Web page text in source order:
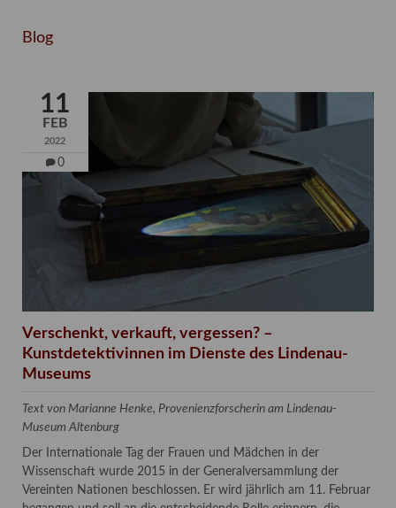
Blog
11
FEB
2022
0
Verschenkt, verkauft, vergessen? –
Kunstdetektivinnen im Dienste des Lindenau-
Museums
Text von Marianne Henke, Provenienzforscherin am Lindenau-
Museum Altenburg
Der Internationale Tag der Frauen und Mädchen in der
Wissenschaft wurde 2015 in der Generalversammlung der
Vereinten Nationen beschlossen. Er wird jährlich am 11. Februar